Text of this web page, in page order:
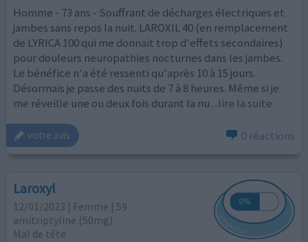
Homme - 73 ans - Souffrant de décharges électriques et
jambes sans repos la nuit. LAROXIL 40 (en remplacement
de LYRICA 100 qui me donnait trop d'effets secondaires)
pour douleurs neuropathies nocturnes dans les jambes.
Le bénéfice n'a été ressenti qu'après 10 à 15 jours.
Désormais je passe des nuits de 7 à 8 heures. Même si je
me réveille une ou deux fois durant la nu ...lire la suite
votre avis 0 réactions
Laroxyl
12/01/2023 | Femme | 59
amitriptyline (50mg)
Mal de tête